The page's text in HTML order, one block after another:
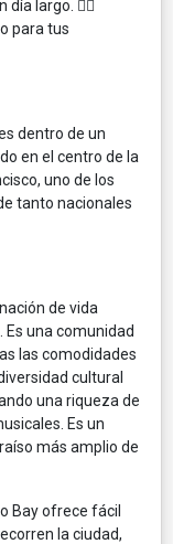
día largo. 🧖‍♂️​
para tus
dentro de un
en el centro de la
uno de los
tanto nacionales
de vida
una comunidad
las comodidades
cultural
una riqueza de
Es un
más amplio de
Bay ofrece fácil
la ciudad,